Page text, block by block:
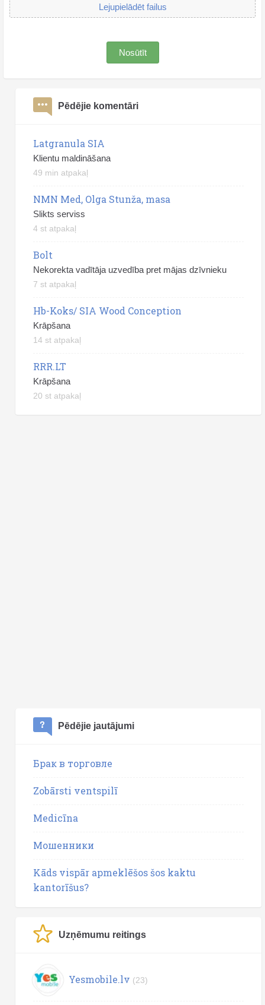
Lejupielādēt failus
Nosūtīt
Pēdējie komentāri
Latgranula SIA
Klientu maldināšana
49 min atpakaļ
NMN Med, Olga Stunža, masa
Slikts serviss
4 st atpakaļ
Bolt
Nekorekta vadītāja uzvedība pret mājas dzīvnieku
7 st atpakaļ
Hb-Koks/ SIA Wood Conception
Krāpšana
14 st atpakaļ
RRR.LT
Krāpšana
20 st atpakaļ
Pēdējie jautājumi
Брак в торговле
Zobārsti ventspilī
Medicīna
Мошенники
Kāds vispār apmeklēšos šos kaktu
kantorīšus?
Uzņēmumu reitings
Yesmobile.lv (23)